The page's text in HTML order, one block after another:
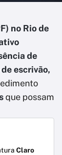
no Rio de
de
escrivão,
que possam
Claro